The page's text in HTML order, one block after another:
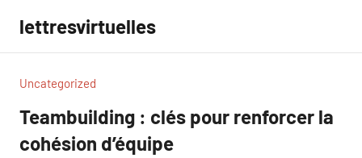
contenu
lettresvirtuelles
Uncategorized
Teambuilding : clés pour renforcer la
cohésion d’équipe